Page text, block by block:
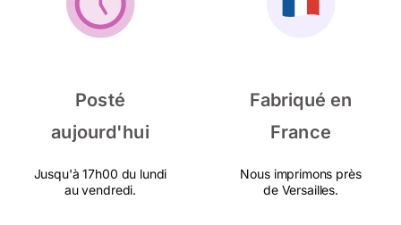
Posté
aujourd'hui
Jusqu'à 17h00 du lundi
au vendredi.
Fabriqué en
France
Nous imprimons près
de Versailles.